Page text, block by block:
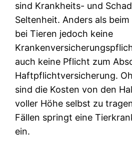
sind Krankheits- und
Seltenheit. Anders als
bei Tieren jedoch keine
auch keine Pflicht zum
Haftpflichtversicherung.
sind die Kosten von den
voller Höhe selbst zu
Fällen springt eine
ein.